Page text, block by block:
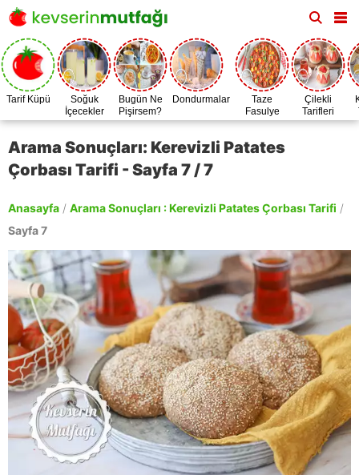
Tarif Küpü
Soğuk
İçecekler
Bugün Ne
Pişirsem?
Dondurmalar
Taze
Fasulye
Zamanı
Çilekli
Tarifleri
Arama Sonuçları: Kerevizli Patates
Çorbası Tarifi - Sayfa 7 / 7
Anasayfa / Arama Sonuçları : Kerevizli Patates Çorbası Tarifi /
Sayfa 7